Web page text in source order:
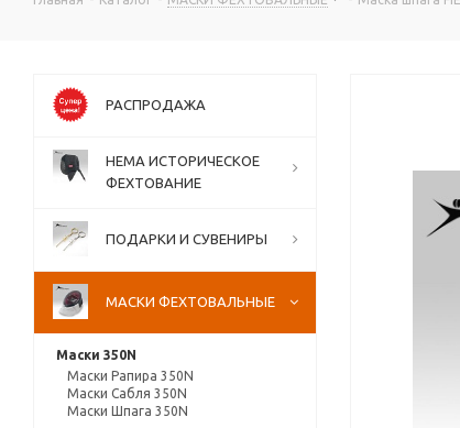
РАСПРОДАЖА
НЕМА ИСТОРИЧЕСКОЕ
ФЕХТОВАНИЕ
ПОДАРКИ И СУВЕНИРЫ
МАСКИ ФЕХТОВАЛЬНЫЕ
Маски 350N
Маски Рапира 350N
Маски Сабля 350N
Маски Шпага 350N